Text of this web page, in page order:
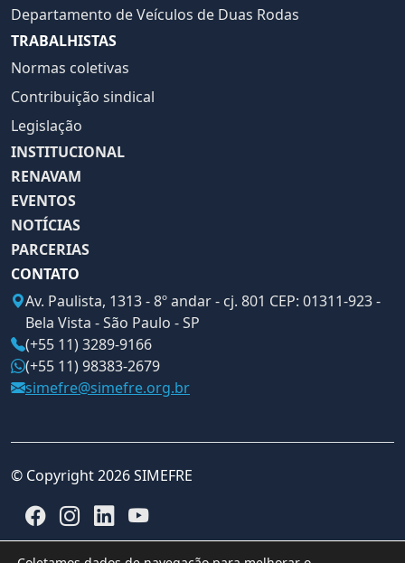
Departamento de Veículos de Duas Rodas
TRABALHISTAS
Normas coletivas
Contribuição sindical
Legislação
INSTITUCIONAL
RENAVAM
EVENTOS
NOTÍCIAS
PARCERIAS
CONTATO
Av. Paulista, 1313 - 8º andar - cj. 801 CEP: 01311-923 -
Bela Vista - São Paulo - SP
(+55 11) 3289-9166
(+55 11) 98383-2679
simefre@simefre.org.br
© Copyright 2026 SIMEFRE